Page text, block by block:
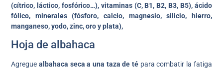
(cítrico, láctico, fosfórico…), vitaminas (C, B1, B2, B3, B5), ácido
fólico, minerales (fósforo, calcio, magnesio, silicio, hierro,
manganeso, yodo, zinc, oro y plata),
Hoja de albahaca
Agreguealbahaca seca a una taza de té para combatir la fatiga